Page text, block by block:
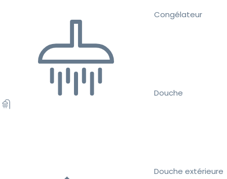
Congélateur
Douche
Douche extérieure